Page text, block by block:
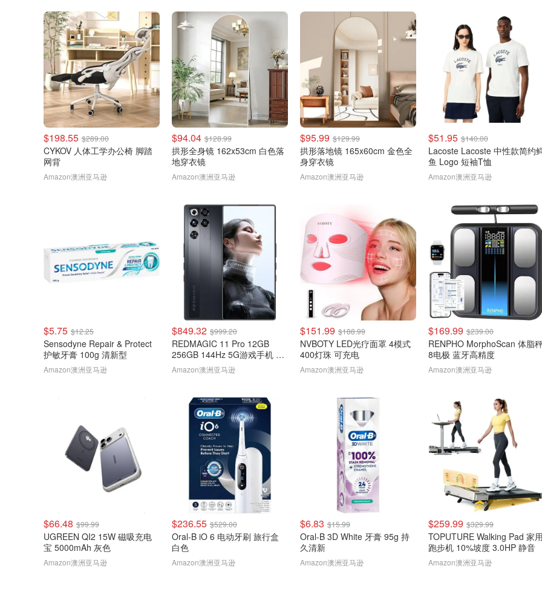
$198.55 $289.00
CYKOV 人体工学办公椅 脚踏
网背
Amazon澳洲亚马逊
$94.04 $128.99
拱形全身镜 162x53cm 白色落
地穿衣镜
Amazon澳洲亚马逊
$95.99 $129.99
拱形落地镜 165x60cm 金色全
身穿衣镜
Amazon澳洲亚马逊
$51.95 $140.00
Lacoste Lacoste 中性款简约
鱼 Logo 短袖T恤
Amazon澳洲亚马逊
$5.75 $12.25
Sensodyne Repair & Protect
护敏牙膏 100g 清新型
Amazon澳洲亚马逊
$849.32 $999.20
REDMAGIC 11 Pro 12GB
256GB 144Hz 5G游戏手机 黑
色
Amazon澳洲亚马逊
$151.99 $188.99
NVBOTY LED光疗面罩 4模式
400灯珠 可充电
Amazon澳洲亚马逊
$169.99 $239.00
RENPHO MorphoScan 体脂
8电极 蓝牙高精度
Amazon澳洲亚马逊
$66.48 $99.99
UGREEN QI2 15W 磁吸充电
宝 5000mAh 灰色
Amazon澳洲亚马逊
$236.55 $529.00
Oral-B iO 6 电动牙刷 旅行盒
白色
Amazon澳洲亚马逊
$6.83 $15.99
Oral-B 3D White 牙膏 95g 持
久清新
Amazon澳洲亚马逊
$259.99 $329.99
TOPUTURE Walking Pad 家
跑步机 10%坡度 3.0HP 静音
Amazon澳洲亚马逊